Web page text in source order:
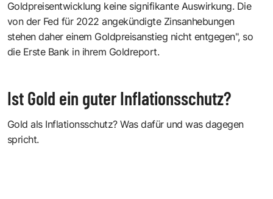
Goldpreisentwicklung keine signifikante Auswirkung. Die
von der Fed für 2022 angekündigte Zinsanhebungen
stehen daher einem Goldpreisanstieg nicht entgegen", so
die Erste Bank in ihrem Goldreport.
Ist Gold ein guter Inflationsschutz?
Gold als Inflationsschutz? Was dafür und was dagegen
spricht.